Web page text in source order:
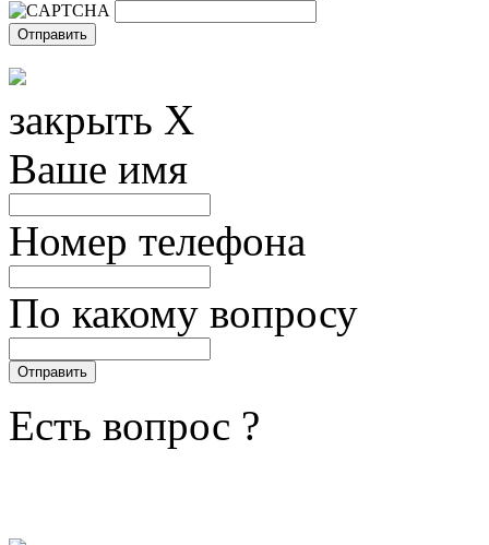
закрыть X
Ваше имя
Номер телефона
По какому вопросу
Есть вопрос ?